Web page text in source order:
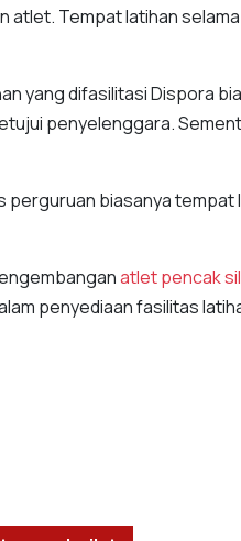
atlet. Tempat latihan
yang difasilitasi Dispora
penyelenggara.
perguruan biasanya
atlet pencak
penyediaan fasilitas